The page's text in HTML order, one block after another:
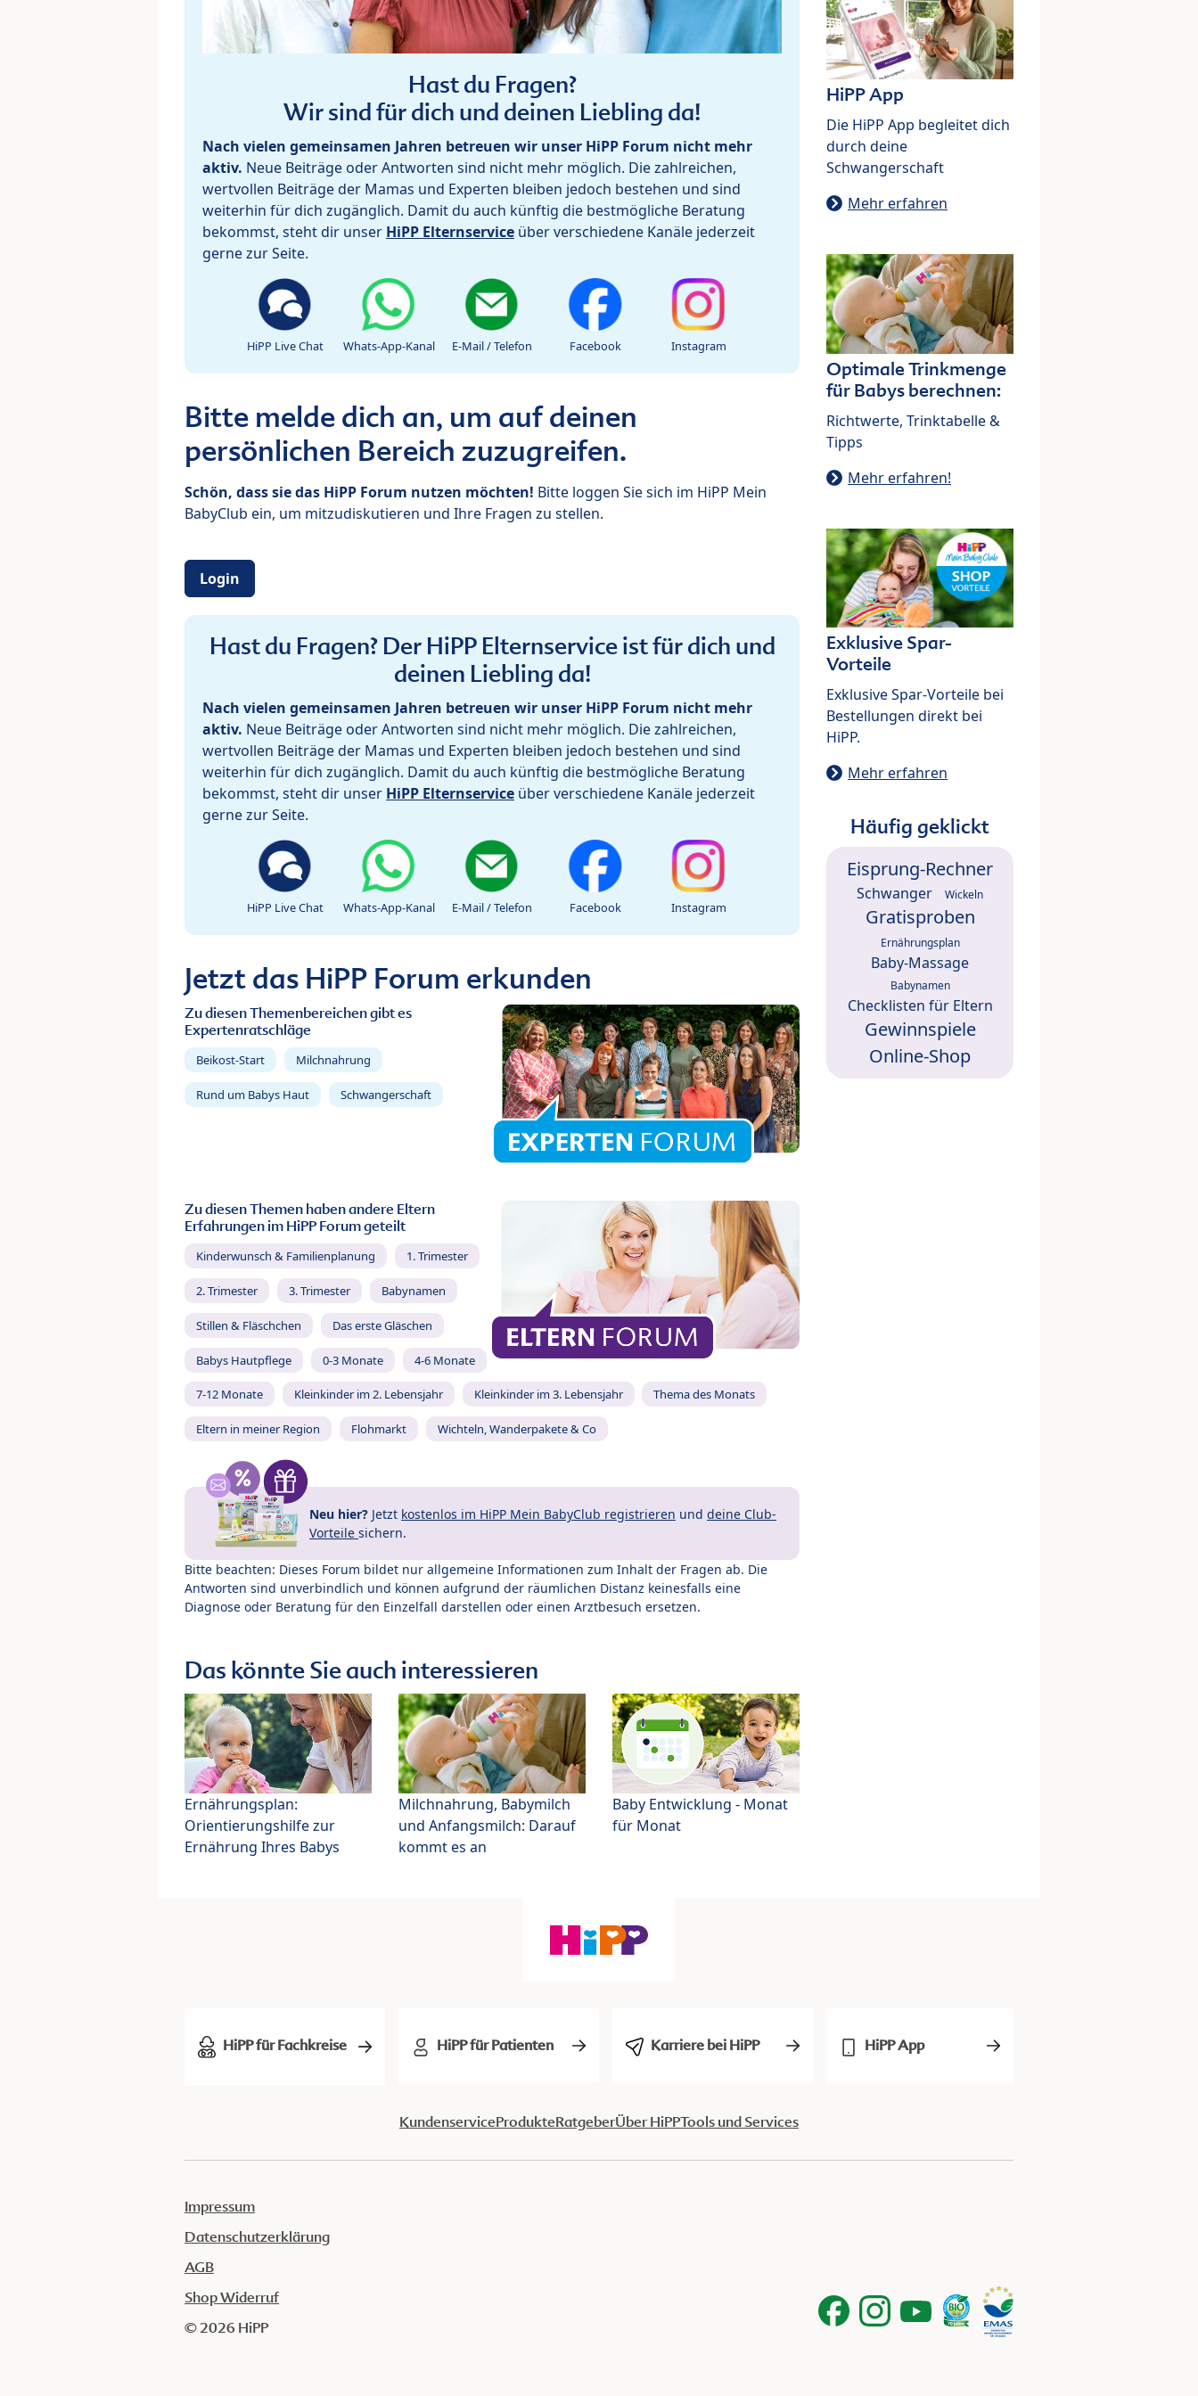
Hast du Fragen?
Wir sind für dich und deinen Liebling da!
Nach vielen gemeinsamen Jahren betreuen wir unser HiPP Forum nicht mehr
aktiv. Neue Beiträge oder Antworten sind nicht mehr möglich. Die zahlreichen,
wertvollen Beiträge der Mamas und Experten bleiben jedoch bestehen und sind
weiterhin für dich zugänglich. Damit du auch künftig die bestmögliche Beratung
bekommst, steht dir unser HiPP Elternservice über verschiedene Kanäle jederzeit
gerne zur Seite.
HiPP Live Chat Whats-App-Kanal E-Mail / Telefon Facebook Instagram
Bitte melde dich an, um auf deinen
persönlichen Bereich zuzugreifen.
Schön, dass sie das HiPP Forum nutzen möchten! Bitte loggen Sie sich im HiPP Mein
BabyClub ein, um mitzudiskutieren und Ihre Fragen zu stellen.
Login
Hast du Fragen? Der HiPP Elternservice ist für dich und
deinen Liebling da!
Nach vielen gemeinsamen Jahren betreuen wir unser HiPP Forum nicht mehr
aktiv. Neue Beiträge oder Antworten sind nicht mehr möglich. Die zahlreichen,
wertvollen Beiträge der Mamas und Experten bleiben jedoch bestehen und sind
weiterhin für dich zugänglich. Damit du auch künftig die bestmögliche Beratung
bekommst, steht dir unser HiPP Elternservice über verschiedene Kanäle jederzeit
gerne zur Seite.
HiPP Live Chat Whats-App-Kanal E-Mail / Telefon Facebook Instagram
Jetzt das HiPP Forum erkunden
Zu diesen Themenbereichen gibt es
Expertenratschläge
Beikost-Start Milchnahrung
Rund um Babys Haut Schwangerschaft
Zu diesen Themen haben andere Eltern
Erfahrungen im HiPP Forum geteilt
Kinderwunsch & Familienplanung 1. Trimester
2. Trimester 3. Trimester Babynamen
Stillen & Fläschchen Das erste Gläschen
Babys Hautpflege 0-3 Monate 4-6 Monate
7-12 Monate Kleinkinder im 2. Lebensjahr Kleinkinder im 3. Lebensjahr Thema des Monats
Eltern in meiner Region Flohmarkt Wichteln, Wanderpakete & Co
Neu hier? Jetzt kostenlos im HiPP Mein BabyClub registrieren und deine Club-
Vorteile sichern.
Bitte beachten: Dieses Forum bildet nur allgemeine Informationen zum Inhalt der Fragen ab. Die
Antworten sind unverbindlich und können aufgrund der räumlichen Distanz keinesfalls eine
Diagnose oder Beratung für den Einzelfall darstellen oder einen Arztbesuch ersetzen.
Das könnte Sie auch interessieren
Ernährungsplan:
Orientierungshilfe zur
Ernährung Ihres Babys
Milchnahrung, Babymilch
und Anfangsmilch: Darauf
kommt es an
Baby Entwicklung - Monat
für Monat
HiPP App
Die HiPP App begleitet dich
durch deine
Schwangerschaft
Mehr erfahren
Optimale Trinkmenge
für Babys berechnen:
Richtwerte, Trinktabelle &
Tipps
Mehr erfahren!
Exklusive Spar-
Vorteile
Exklusive Spar-Vorteile bei
Bestellungen direkt bei
HiPP.
Mehr erfahren
Häufig geklickt
Eisprung-Rechner
Schwanger Wickeln
Gratisproben
Ernährungsplan
Baby-Massage
Babynamen
Checklisten für Eltern
Gewinnspiele
Online-Shop
HiPP für Fachkreise HiPP für Patienten Karriere bei HiPP HiPP App
KundenserviceProdukteRatgeberÜber HiPPTools und Services
Impressum
Datenschutzerklärung
AGB
Shop Widerruf
© 2026 HiPP